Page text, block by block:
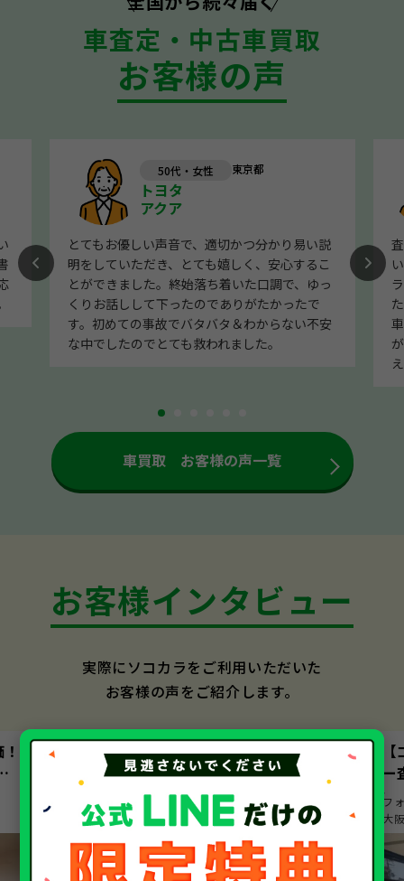
車査定・中古車買取
お客様の声
50代・女性 東京都
トヨタ
アクア
とてもお優しい声音で、適切かつ分かり易い説
明をしていただき、とても嬉しく、安心するこ
とができました。終始落ち着いた口調で、ゆっ
くりお話しして下ったのでありがたかったで
す。初めての事故でバタバタ＆わからない不安
な中でしたのでとても救われました。
車買取 お客様の声一覧
お客様インタビュー
実際にソコカラをご利用いただいた
お客様の声をご紹介します。
【ノート／日産】親切で丁寧な対応に大満
足！スピーディーな査定で安心の即決売却
ノート
愛知県 aichi/nagoyashi
ー
フ
大